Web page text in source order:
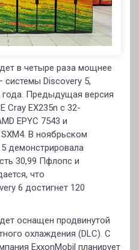
в четыре раза мощнее
системы Discovery 5,
года. Предыдущая версия
Cray EX235n с 32-
EPYC 7543 и
В ноябрьском
5 демонстрировала
30,99 Пфлопс и
что
6 достигнет 120
оснащен продвинутой
охлаждения (DLC). С
ExxonMobil планирует